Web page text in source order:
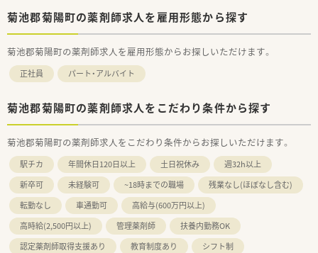
菊池郡菊陽町の薬剤師求人を雇用形態から探す
菊池郡菊陽町の薬剤師求人を雇用形態からお探しいただけます。
正社員 パート・アルバイト
菊池郡菊陽町の薬剤師求人をこだわり条件から探す
菊池郡菊陽町の薬剤師求人をこだわり条件からお探しいただけます。
駅チカ 年間休日120日以上 土日祝休み
週32h以上
新卒可
未経験可 ~18時までの職場
残業なし(ほぼなし含む)
転勤なし
車通勤可
高給与(600万円以上)
高時給(2,500円以上)
管理薬剤師
扶養内勤務OK
認定薬剤師取得支援あり
教育制度あり
シフト制